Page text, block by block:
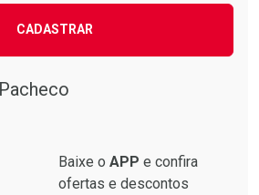
CADASTRAR
Baixe o APP e confira
ofertas e descontos